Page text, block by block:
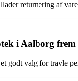
returnering af
i Aalborg
godt valg for travle